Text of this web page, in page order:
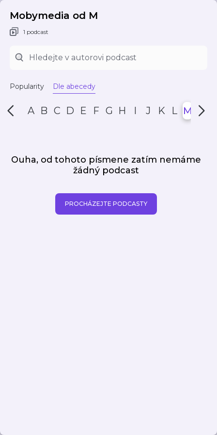
Mobymedia od M
1 podcast
Popularity Dle abecedy
A B C D E F G H I J K L M N
Ouha, od tohoto písmene zatím nemáme
žádný podcast
PROCHÁZEJTE PODCASTY